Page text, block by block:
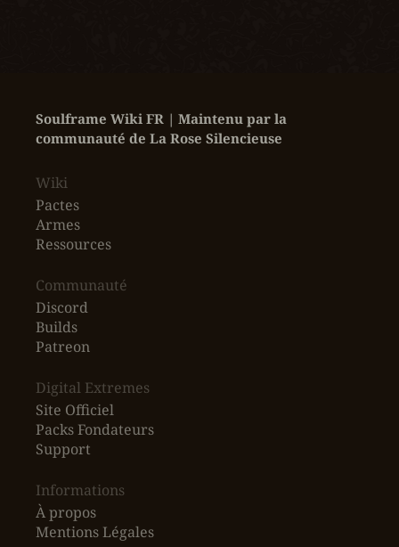
Soulframe Wiki FR | Maintenu par la
communauté de La Rose Silencieuse
Wiki
Pactes
Armes
Ressources
‎Communauté
Discord
Builds
Patreon
Digital Extremes
Site Officiel
Packs Fondateurs
Support
Informations
À propos
Mentions Légales